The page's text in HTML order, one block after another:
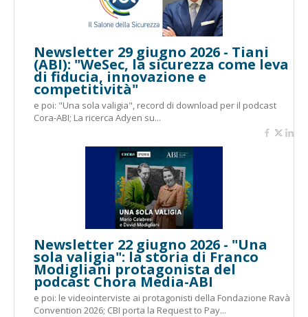
Newsletter 29 giugno 2026 - Tiani
(ABI): "WeSec, la sicurezza come leva
di fiducia, innovazione e
competitività"
e poi: "Una sola valigia", record di download per il podcast
Cora-ABI; La ricerca Adyen su...
Newsletter 22 giugno 2026 - "Una
sola valigia": la storia di Franco
Modigliani protagonista del
podcast Chora Media-ABI
e poi: le videointerviste ai protagonisti della Fondazione Ravà
Convention 2026; CBI porta la Request to Pay...